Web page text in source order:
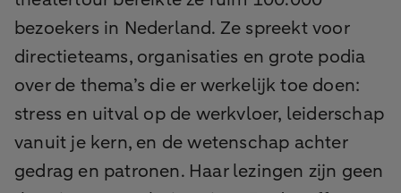
bezoekers in Nederland. Ze spreekt voor
directieteams, organisaties en grote podia
over de thema’s die er werkelijk toe doen:
stress en uitval op de werkvloer, leiderschap
vanuit je kern, en de wetenschap achter
gedrag en patronen. Haar lezingen zijn geen